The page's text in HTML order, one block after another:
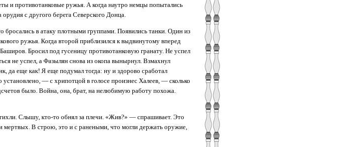
и противотанковые ружья. А когда наутро немцы попытались
с другого берега Северского Донца.
в атаку плотными группами. Появились танки. Один из
ружья. Когда второй приблизился к выдвинутому вперед
Бросил под гусеницу противотанковую гранату. Не успел
не успел, а Фазылян снова из окопа вынырнул. Взмахнул
да еще как! Я еще подумал тогда: ну и здорово сработал
— с хрипотцой в голосе произнес Халеев, — сколько
было. Война, она, брат, на нелюбимую работу похожа.
Слышу, кто-то обнял за плечи. «Жив?» — спрашивает. Это
мертвых. В строю, это и с ранеными, что могли держать оружие,